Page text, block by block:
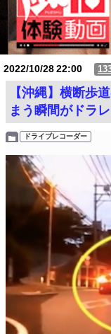
2022/10/2822:00
【沖縄】横断歩
まう瞬間がドラ
ドライブレコーダー